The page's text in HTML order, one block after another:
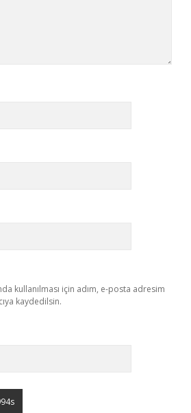
kullanılması için adım, e-posta adresim
kaydedilsin.